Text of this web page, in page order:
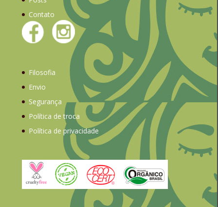
Contato
Filosofia
Envio
Segurança
Política de troca
Política de privacidade